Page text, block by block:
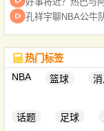
孔祥宇聊NBA公牛
热门标签
NBA
篮球
话题
足球